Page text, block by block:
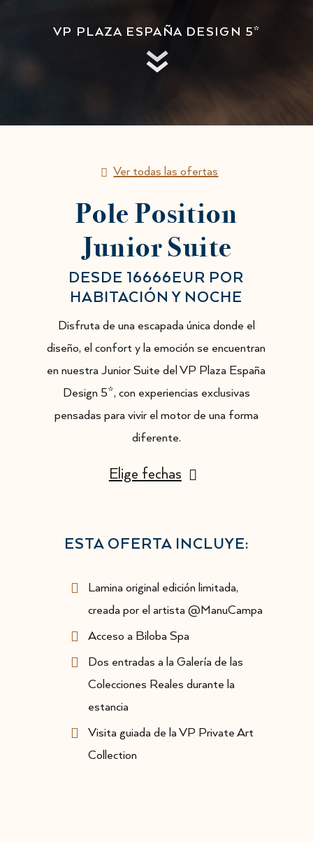
VP PLAZA ESPAÑA DESIGN 5*
Ver todas las ofertas
Pole Position
Junior Suite
DESDE 16666EUR POR
HABITACIÓN Y NOCHE
Disfruta de una escapada única donde el
diseño, el confort y la emoción se encuentran
en nuestra Junior Suite del VP Plaza España
Design 5*, con experiencias exclusivas
pensadas para vivir el motor de una forma
diferente.
Elige fechas
ESTA OFERTA INCLUYE:
Lamina original edición limitada,
creada por el artista @ManuCampa
Acceso a Biloba Spa
Dos entradas a la Galería de las
Colecciones Reales durante la
estancia
Visita guiada de la VP Private Art
Collection